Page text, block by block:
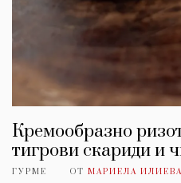
Кремообразно
тигрови скариди и
ГУРМЕ ОТ МАРИЕЛА ИЛИЕВА